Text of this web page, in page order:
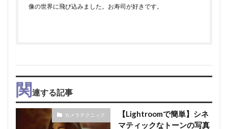
像の世界に飛び込みました。お寿司が好きです。
関連する記事
カメラテクニック
【Lightroomで簡単】シネ
マティックなトーンの写真